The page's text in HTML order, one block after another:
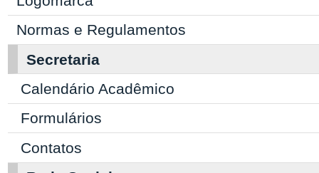
Normas e Regulamentos
Secretaria
Calendário Acadêmico
Formulários
Contatos